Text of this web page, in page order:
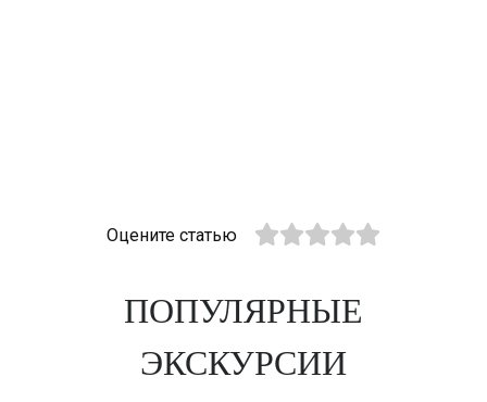
Оцените статью
ПОПУЛЯРНЫЕ
ЭКСКУРСИИ